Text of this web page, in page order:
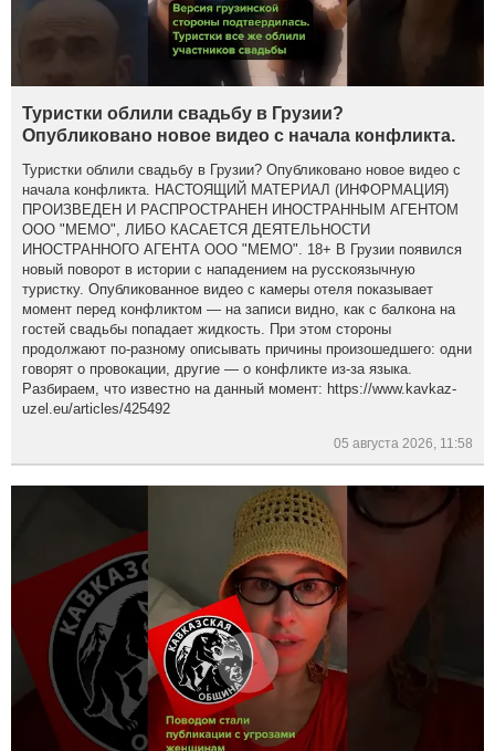
Туристки облили свадьбу в Грузии?
Опубликовано новое видео с начала конфликта.
Туристки облили свадьбу в Грузии? Опубликовано новое видео с
начала конфликта. НАСТОЯЩИЙ МАТЕРИАЛ (ИНФОРМАЦИЯ)
ПРОИЗВЕДЕН И РАСПРОСТРАНЕН ИНОСТРАННЫМ АГЕНТОМ
ООО "МЕМО", ЛИБО КАСАЕТСЯ ДЕЯТЕЛЬНОСТИ
ИНОСТРАННОГО АГЕНТА ООО "МЕМО". 18+ В Грузии появился
новый поворот в истории с нападением на русскоязычную
туристку. Опубликованное видео с камеры отеля показывает
момент перед конфликтом — на записи видно, как с балкона на
гостей свадьбы попадает жидкость. При этом стороны
продолжают по-разному описывать причины произошедшего: одни
говорят о провокации, другие — о конфликте из-за языка.
Разбираем, что известно на данный момент: https://www.kavkaz-
uzel.eu/articles/425492
05 августа 2026, 11:58